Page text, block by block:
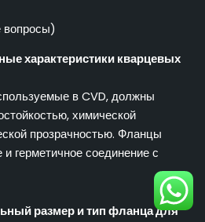
вопросы)
характеристики кварцевых
в CVD, должны
химической
прозрачностью. Фланцы
герметичное соединение с
размер и тип фланца для